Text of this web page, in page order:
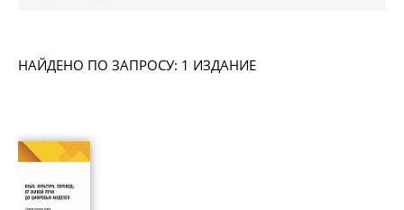
НАЙДЕНО ПО ЗАПРОСУ: 1 ИЗДАНИЕ